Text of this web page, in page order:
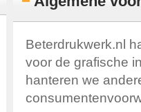
Beterdrukwerk.nl
voor de grafische
hanteren we